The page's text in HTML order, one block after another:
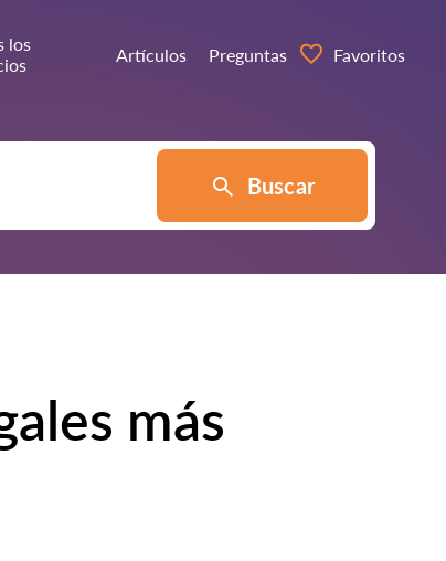
los
Artículos Preguntas Favoritos
Buscar
más